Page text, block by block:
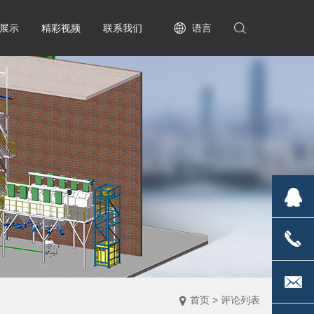
示 精彩视频 联系我们 语言
首页 > 评论列表